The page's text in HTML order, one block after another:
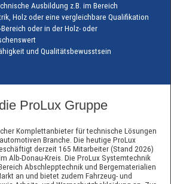
Ausbildung z.B. im Bereich
Holz oder eine vergleichbare Qualifikation
oder in der Holz- oder
und Qualitätsbewusstsein
ProLux Gruppe
Komplettanbieter für technische Lösungen
Branche. Die heutige ProLux
derzeit 165 Mitarbeiter (Stand 2026)
Alb-Donau-Kreis. Die ProLux Systemtechnik
Abschlepptechnik und Bergematerialien
an und bietet zudem Fahrzeug- und